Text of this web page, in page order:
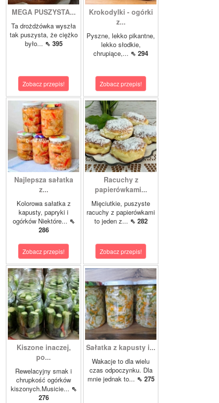
MEGA PUSZYSTA...
Ta drożdżówka wyszła
tak puszysta, że ciężko
było... ⇖ 395
Zobacz przepis!
Krokodylki - ogórki
z...
Pyszne, lekko pikantne,
lekko słodkie,
chrupiące,... ⇖ 294
Zobacz przepis!
Najlepsza sałatka
z...
Kolorowa sałatka z
kapusty, papryki i
ogórków Niektóre... ⇖
286
Zobacz przepis!
Racuchy z
papierówkami...
Mięciutkie, puszyste
racuchy z papierówkami
to jeden z... ⇖ 282
Zobacz przepis!
Kiszone inaczej,
po...
Rewelacyjny smak i
chrupkość ogórków
kiszonych.Musicie... ⇖
276
Sałatka z kapusty i...
Wakacje to dla wielu
czas odpoczynku. Dla
mnie jednak to... ⇖ 275